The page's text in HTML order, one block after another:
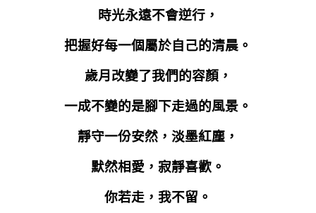
時光永遠不會逆行，
把握好每一個屬於自己的清晨。
歲月改變了我們的容顏，
一成不變的是腳下走過的風景。
靜守一份安然，淡墨紅塵，
默然相愛，寂靜喜歡。
你若走，我不留。